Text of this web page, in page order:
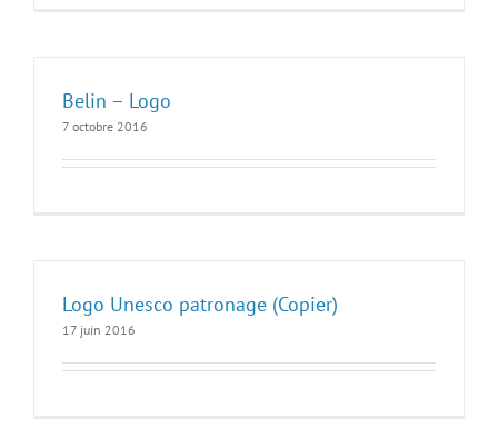
Belin – Logo
7 octobre 2016
Logo Unesco patronage (Copier)
17 juin 2016